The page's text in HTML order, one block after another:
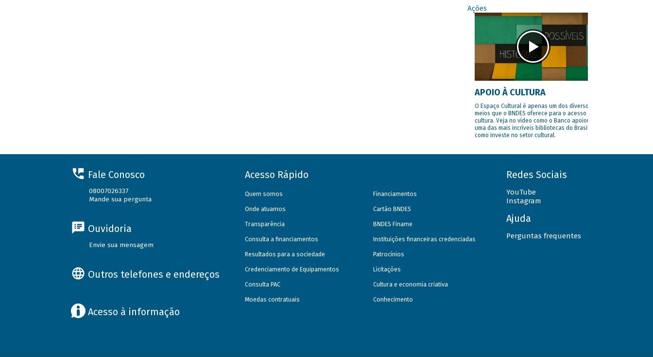
Ações
APOIO À CULTURA
O Espaço Cultural é apenas um dos diversos
meios que o BNDES oferece para o acesso à
cultura. Veja no vídeo como o Banco apoiou
uma das mais incríveis bibliotecas do Brasil e
como investe no setor cultural.
Fale Conosco
08007026337
Mande sua pergunta
Ouvidoria
Envie sua mensagem
Outros telefones e endereços
Acesso à informação
Acesso Rápido
Quem somos
Onde atuamos
Transparência
Consulta a financiamentos
Resultados para a sociedade
Credenciamento de Equipamentos
Consulta PAC
Moedas contratuais
Financiamentos
Cartão BNDES
BNDES Finame
Instituições financeiras credenciadas
Patrocínios
Licitações
Cultura e economia criativa
Conhecimento
Redes Sociais
YouTube
Instagram
Ajuda
Perguntas frequentes